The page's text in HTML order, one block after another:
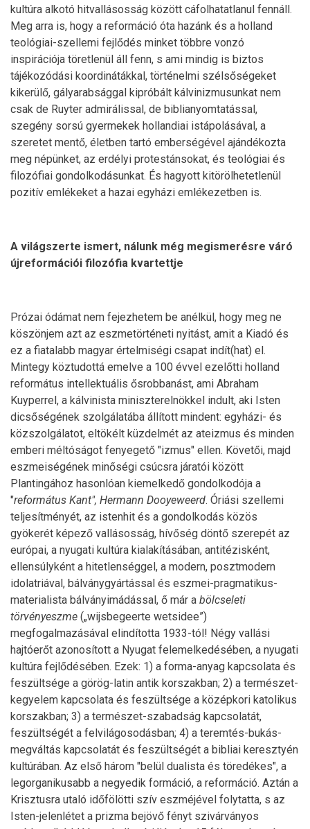
kultúra alkotó hitvallásosság között cáfolhatatlanul fennáll.
Meg arra is, hogy a reformáció óta hazánk és a holland
teológiai-szellemi fejlődés minket többre vonzó
inspirációja töretlenül áll fenn, s ami mindig is biztos
tájékozódási koordinátákkal, történelmi szélsőségeket
kikerülő, gályarabsággal kipróbált kálvinizmusunkat nem
csak de Ruyter admirálissal, de biblianyomtatással,
szegény sorsú gyermekek hollandiai istápolásával, a
szeretet mentő, életben tartó emberségével ajándékozta
meg népünket, az erdélyi protestánsokat, és teológiai és
filozófiai gondolkodásunkat. És hagyott kitörölhetetlenül
pozitív emlékeket a hazai egyházi emlékezetben is.
A világszerte ismert, nálunk még megismerésre váró
újreformációi filozófia kvartettje
Prózai ódámat nem fejezhetem be anélkül, hogy meg ne
köszönjem azt az eszmetörténeti nyitást, amit a Kiadó és
ez a fiatalabb magyar értelmiségi csapat indít(hat) el.
Mintegy köztudottá emelve a 100 évvel ezelőtti holland
református intellektuális ősrobbanást, ami Abraham
Kuyperrel, a kálvinista miniszterelnökkel indult, aki Isten
dicsőségének szolgálatába állított mindent: egyházi- és
közszolgálatot, eltökélt küzdelmét az ateizmus és minden
emberi méltóságot fenyegető "izmus" ellen. Követői, majd
eszmeiségének minőségi csúcsra járatói között
Plantingához hasonlóan kiemelkedő gondolkodója a
"református Kant", Hermann Dooyeweerd. Óriási szellemi
teljesítményét, az istenhit és a gondolkodás közös
gyökerét képező vallásosság, hívőség döntő szerepét az
európai, a nyugati kultúra kialakításában, antitézisként,
ellensúlyként a hitetlenséggel, a modern, posztmodern
idolatriával, bálványgyártással és eszmei-pragmatikus-
materialista bálványimádással, ő már a bölcseleti
törvényeszme („wijsbegeerte wetsidee”)
megfogalmazásával elindította 1933-tól! Négy vallási
hajtóerőt azonosított a Nyugat felemelkedésében, a nyugati
kultúra fejlődésében. Ezek: 1) a forma-anyag kapcsolata és
feszültsége a görög-latin antik korszakban; 2) a természet-
kegyelem kapcsolata és feszültsége a középkori katolikus
korszakban; 3) a természet-szabadság kapcsolatát,
feszültségét a felvilágosodásban; 4) a teremtés-bukás-
megváltás kapcsolatát és feszültségét a bibliai keresztyén
kultúrában. Az első három "belül dualista és töredékes", a
legorganikusabb a negyedik formáció, a reformáció. Aztán a
Krisztusra utaló időfölötti szív eszméjével folytatta, s az
Isten-jelenlétet a prizma bejövő fényt szivárványos